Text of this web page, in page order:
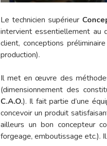
Le technicien supérieur
intervient essentiellement au
client, conceptions
production).
Il met en œuvre des
(dimensionnement des
C.A.O.). Il fait partie d’une
concevoir un produit
ailleurs un bon concepteur
forgeage, emboutissage etc.).